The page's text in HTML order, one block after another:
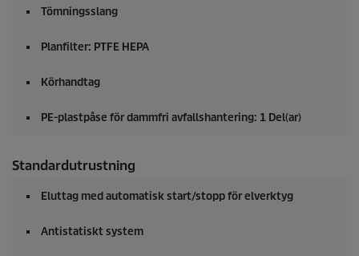
Tömningsslang
Planfilter: PTFE HEPA
Körhandtag
PE-plastpåse för dammfri avfallshantering: 1 Del(ar)
Standardutrustning
Eluttag med automatisk start/stopp för elverktyg
Antistatiskt system